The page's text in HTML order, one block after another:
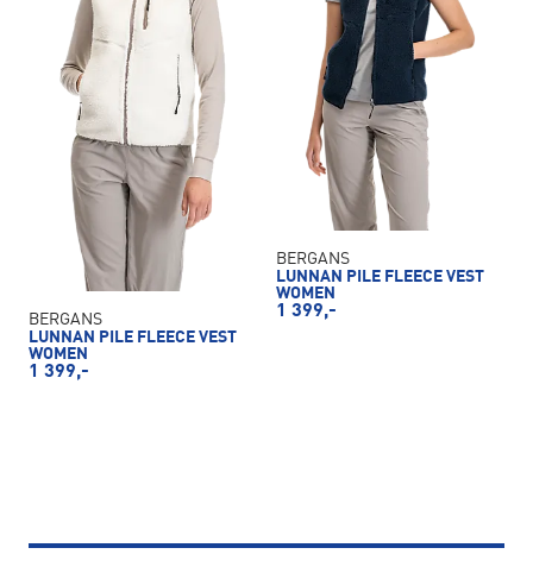
BERGANS
LUNNAN PILE FLEECE VEST
WOMEN
1 399,-
BERGANS
LUNNAN PILE FLEECE VEST
WOMEN
1 399,-